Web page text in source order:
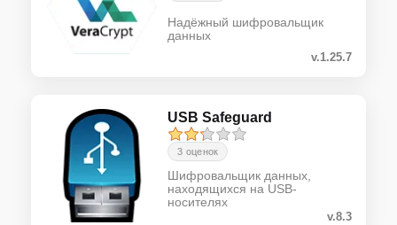
Надёжный шифровальщик
данных
v.1.25.7
USB Safeguard
3 оценок
Шифровальщик данных,
находящихся на USB-
носителях
v.8.3